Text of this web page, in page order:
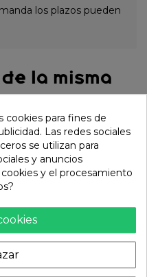
los plazos pueden
la misma
cookies para fines de
Las redes sociales
se utilizan para
y anuncios
y el procesamiento